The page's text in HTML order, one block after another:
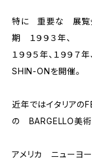
特に 重要な 展覧会
期 １９９３年、
１９９５年、１９９７
SHIN-ONを開催。
近年ではイタリアの
の BARGELLO美術
アメリカ ニューヨー